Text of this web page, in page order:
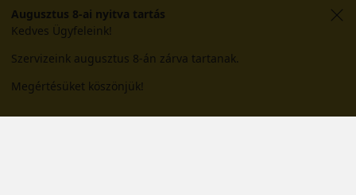
Augusztus 8-ai nyitva tartás
Kedves Ügyfeleink!
Szervizeink augusztus 8-án zárva tartanak.
Megértésüket köszönjük!